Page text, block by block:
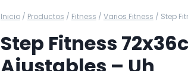
Inicio / Productos / Fitness / Varios Fitness / Step
Step Fitness